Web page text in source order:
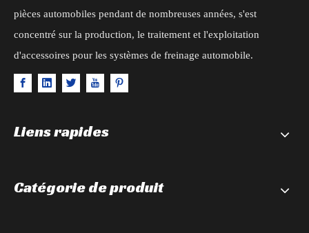
pièces automobiles pendant de nombreuses années, s'est
concentré sur la production, le traitement et l'exploitation
d'accessoires pour les systèmes de freinage automobile.
Liens rapides
Catégorie de produit